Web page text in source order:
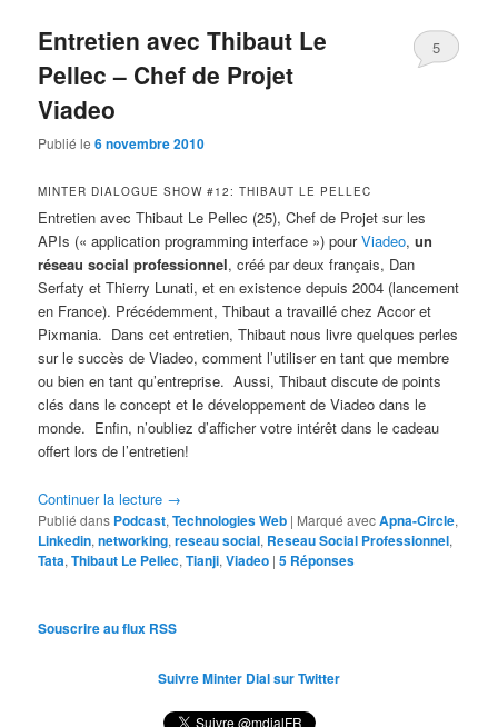
Entretien avec Thibaut Le
Pellec – Chef de Projet
Viadeo
Publié le6 novembre 2010
5
MINTER DIALOGUE SHOW #12: THIBAUT LE PELLEC
Entretien avec Thibaut Le Pellec (25), Chef de Projet sur les
APIs (« application programming interface ») pourViadeo,un
réseau social professionnel, créé par deux français, Dan
Serfaty et Thierry Lunati, et en existence depuis 2004 (lancement
en France). Précédemment, Thibaut a travaillé chez Accor et
Pixmania. Dans cet entretien, Thibaut nous livre quelques perles
sur le succès de Viadeo, comment l’utiliser en tant que membre
ou bien en tant qu’entreprise. Aussi, Thibaut discute de points
clés dans le concept et le développement de Viadeo dans le
monde. Enfin, n’oubliez d’afficher votre intérêt dans le cadeau
offert lors de l’entretien!
Continuer la lecture →
Publié dans Podcast,Technologies Web | Marqué avecApna-Circle,
Linkedin,networking,reseau social, Reseau Social Professionnel,
Tata,Thibaut Le Pellec,Tianji,Viadeo |5 Réponses
Souscrire au flux RSS
Suivre Minter Dial sur Twitter